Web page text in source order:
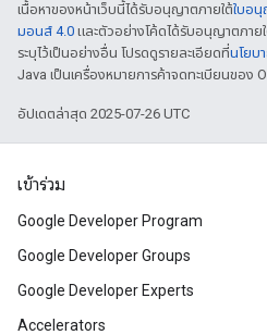
เนื้อหาของหน้าเว็บนี้ได้รับอนุญาตภายใต้ใบอ
มอนส์ 4.0 และตัวอย่างโค้ดได้รับอนุญาตภาย
ระบุไว้เป็นอย่างอื่น โปรดดูรายละเอียดที่นโยบ
Java เป็นเครื่องหมายการค้าจดทะเบียนของ
อัปเดตล่าสุด 2025-07-26 UTC
เข้าร่วม
Google Developer Program
Google Developer Groups
Google Developer Experts
Accelerators